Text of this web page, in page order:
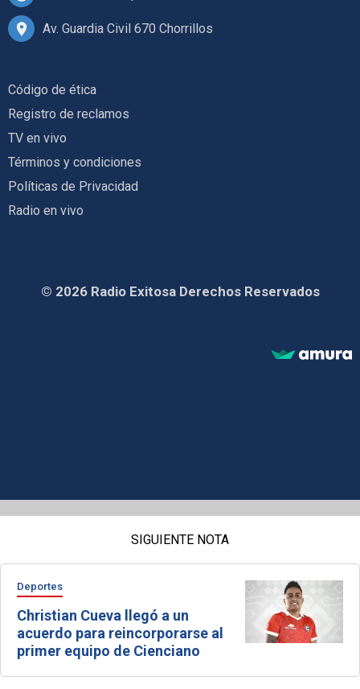
Av. Guardia Civil 670 Chorrillos
Código de ética
Registro de reclamos
TV en vivo
Términos y condiciones
Políticas de Privacidad
Radio en vivo
© 2026 Radio Exitosa Derechos Reservados
SIGUIENTE NOTA
Deportes
Christian Cueva llegó a un
acuerdo para reincorporarse al
primer equipo de Cienciano